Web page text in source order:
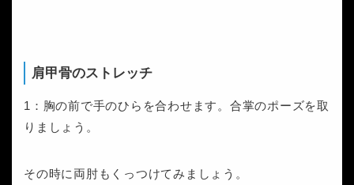
肩甲骨のストレッチ
1：胸の前で手のひらを合わせます。合掌のポーズを取
りましょう。
その時に両肘もくっつけてみましょう。